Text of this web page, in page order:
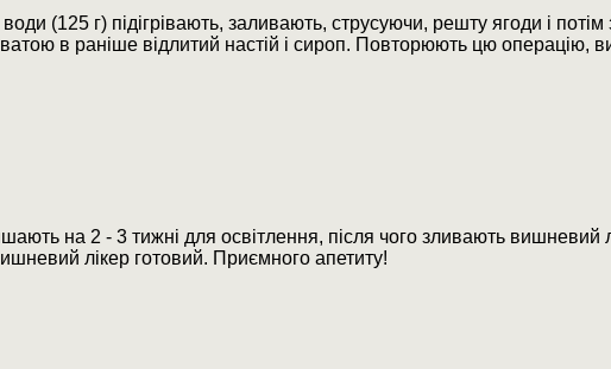
(125 г) підігрівають, заливають, струсуючи, решту ягоди і
в раніше відлитий настій і сироп. Повторюють цю операцію,
на 2 - 3 тижні для освітлення, після чого зливають вишневий
лікер готовий. Приємного апетиту!